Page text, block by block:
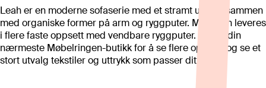
Leah er en moderne sofaserie med et stramt uttrykk sammen
med organiske former på arm og ryggputer. Modellen leveres
i flere faste oppsett med vendbare ryggputer. Besøk din
nærmeste Møbelringen-butikk for å se flere oppsett og se et
stort utvalg tekstiler og uttrykk som passer ditt hjem.